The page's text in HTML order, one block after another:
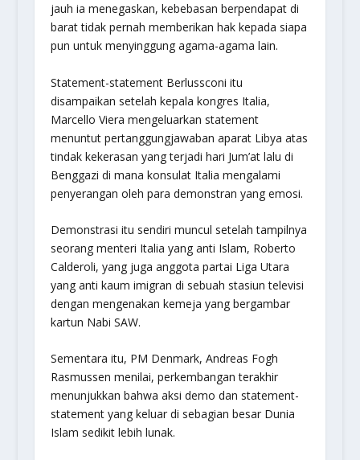
jauh ia menegaskan, kebebasan berpendapat di
barat tidak pernah memberikan hak kepada siapa
pun untuk menyinggung agama-agama lain.
Statement-statement Berlussconi itu
disampaikan setelah kepala kongres Italia,
Marcello Viera mengeluarkan statement
menuntut pertanggungjawaban aparat Libya atas
tindak kekerasan yang terjadi hari Jum’at lalu di
Benggazi di mana konsulat Italia mengalami
penyerangan oleh para demonstran yang emosi.
Demonstrasi itu sendiri muncul setelah tampilnya
seorang menteri Italia yang anti Islam, Roberto
Calderoli, yang juga anggota partai Liga Utara
yang anti kaum imigran di sebuah stasiun televisi
dengan mengenakan kemeja yang bergambar
kartun Nabi SAW.
Sementara itu, PM Denmark, Andreas Fogh
Rasmussen menilai, perkembangan terakhir
menunjukkan bahwa aksi demo dan statement-
statement yang keluar di sebagian besar Dunia
Islam sedikit lebih lunak.